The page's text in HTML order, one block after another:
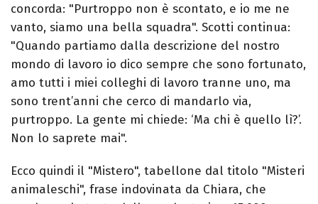
concorda: "Purtroppo non è scontato, e io me ne
vanto, siamo una bella squadra". Scotti continua:
"Quando partiamo dalla descrizione del nostro
mondo di lavoro io dico sempre che sono fortunato,
amo tutti i miei colleghi di lavoro tranne uno, ma
sono trent’anni che cerco di mandarlo via,
purtroppo. La gente mi chiede: ‘Ma chi è quello lì?’.
Non lo saprete mai".
Ecco quindi il "Mistero", tabellone dal titolo "Misteri
animaleschi", frase indovinata da Chiara, che